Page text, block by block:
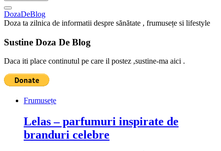
DozaDeBlog
Doza ta zilnica de informatii despre sănătate , frumusețe si lifestyle
Sustine Doza De Blog
Daca iti place continutul pe care il postez ,sustine-ma aici .
Frumusețe
Lelas – parfumuri inspirate de
branduri celebre